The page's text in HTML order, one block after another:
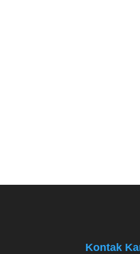
Kontak